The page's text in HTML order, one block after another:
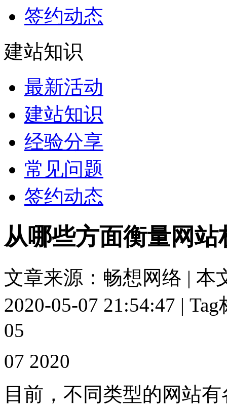
签约动态
建站知识
最新活动
建站知识
经验分享
常见问题
签约动态
从哪些方面衡量网站
文章来源：畅想网络 | 本
2020-05-07 21:54:47 |
05
07 2020
目前，不同类型的网站